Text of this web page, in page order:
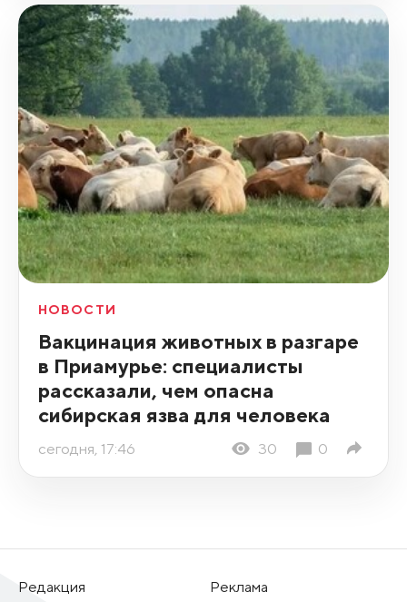
НОВОСТИ
Вакцинация животных в разгаре
в Приамурье: специалисты
рассказали, чем опасна
сибирская язва для человека
сегодня, 17:46 30 0
Редакция
Реклама